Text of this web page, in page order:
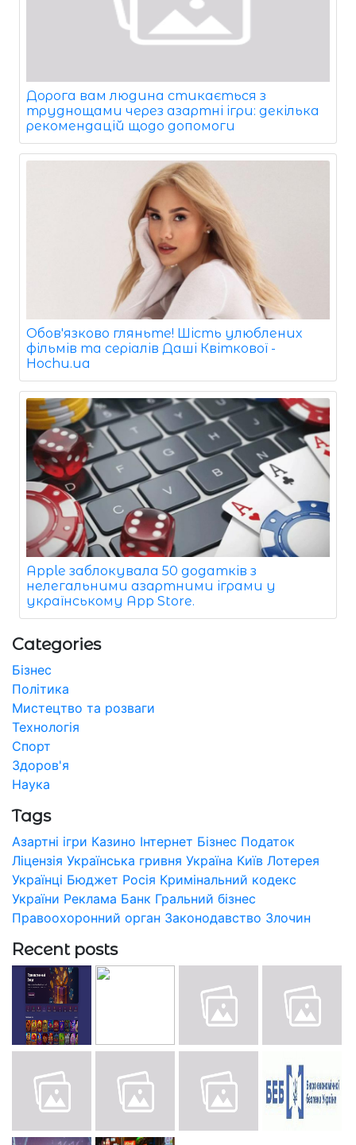
Дорога вам людина стикається з
труднощами через азартні ігри: декілька
рекомендацій щодо допомоги
Обов'язково гляньте! Шість улюблених
фільмів та серіалів Даші Квіткової -
Hochu.ua
Apple заблокувала 50 додатків з
нелегальними азартними іграми у
українському App Store.
Categories
Бізнес
Політика
Мистецтво та розваги
Технологія
Спорт
Здоров'я
Наука
Tags
Азартні ігри Казино Інтернет Бізнес Податок
Ліцензія Українська гривня Україна Київ Лотерея
Українці Бюджет Росія Кримінальний кодекс
України Реклама Банк Гральний бізнес
Правоохоронний орган Законодавство Злочин
Recent posts